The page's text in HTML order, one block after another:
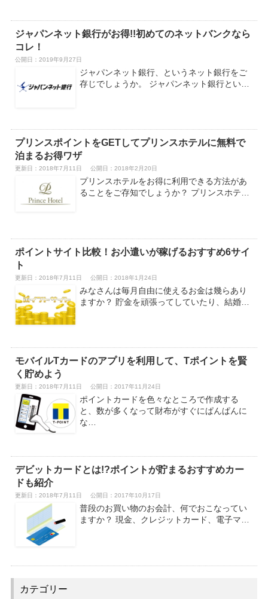
ジャパンネット銀行がお得!!初めてのネットバンクなら
コレ！
公開日： 2019年9月27日
ジャパンネット銀行、というネット銀行をご
存じでしょうか。 ジャパンネット銀行とい…
プリンスポイントをGETしてプリンスホテルに無料で
泊まるお得ワザ
更新日：2018年7月11日 公開日：2018年2月20日
プリンスホテルをお得に利用できる方法があ
ることをご存知でしょうか？ プリンスホテ…
ポイントサイト比較！お小遣いが稼げるおすすめ6サイ
ト
更新日：2018年7月11日 公開日：2018年1月24日
みなさんは毎月自由に使えるお金は幾らあり
ますか？ 貯金を頑張ってしていたり、結婚…
モバイルTカードのアプリを利用して、Tポイントを賢
く貯めよう
更新日：2018年7月11日 公開日：2017年11月24日
ポイントカードを色々なところで作成する
と、数が多くなって財布がすぐにぱんぱんに
な…
デビットカードとは!?ポイントが貯まるおすすめカー
ドも紹介
更新日：2018年7月11日 公開日：2017年10月17日
普段のお買い物のお会計、何でおこなってい
ますか？ 現金、クレジットカード、電子マ…
カテゴリー